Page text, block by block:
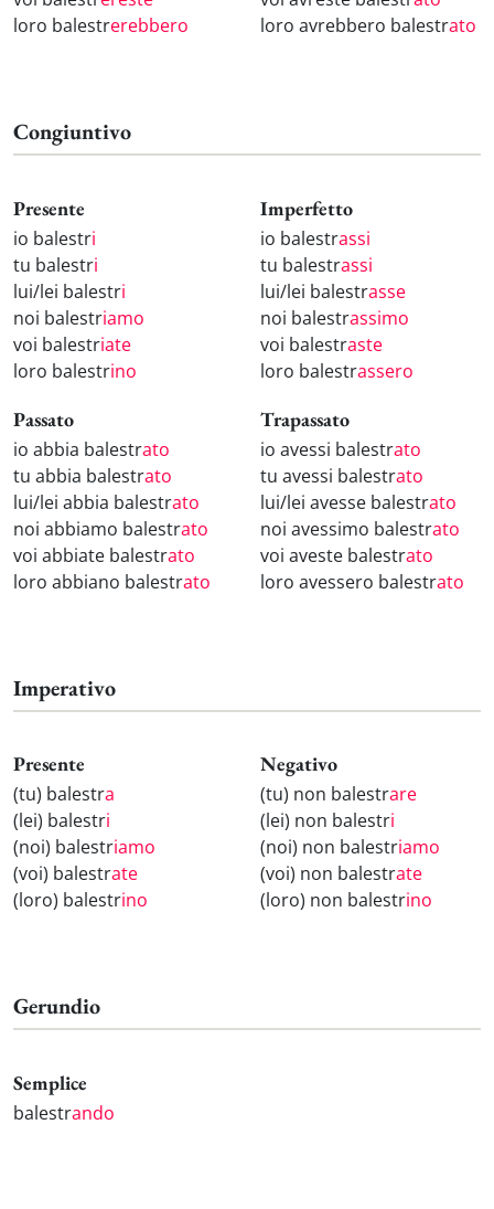
loro balestrerebbero
loro avrebbero balestrato
Congiuntivo
Presente
io balestri
tu balestri
lui/lei balestri
noi balestriamo
voi balestriate
loro balestrino
Imperfetto
io balestrassi
tu balestrassi
lui/lei balestrasse
noi balestrassimo
voi balestraste
loro balestrassero
Passato
io abbia balestrato
tu abbia balestrato
lui/lei abbia balestrato
noi abbiamo balestrato
voi abbiate balestrato
loro abbiano balestrato
Trapassato
io avessi balestrato
tu avessi balestrato
lui/lei avesse balestrato
noi avessimo balestrato
voi aveste balestrato
loro avessero balestrato
Imperativo
Presente
(tu) balestra
(lei) balestri
(noi) balestriamo
(voi) balestrate
(loro) balestrino
Negativo
(tu) non balestrare
(lei) non balestri
(noi) non balestriamo
(voi) non balestrate
(loro) non balestrino
Gerundio
Semplice
balestrando